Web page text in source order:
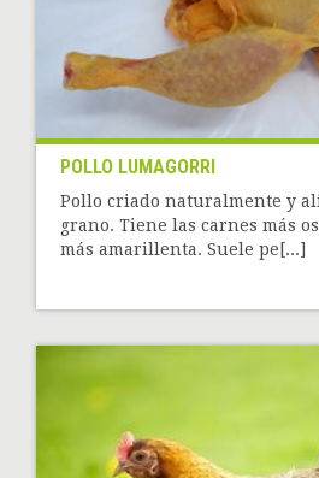
POLLO LUMAGORRI
Pollo criado naturalmente y
grano. Tiene las carnes más
más amarillenta. Suele pe[...]